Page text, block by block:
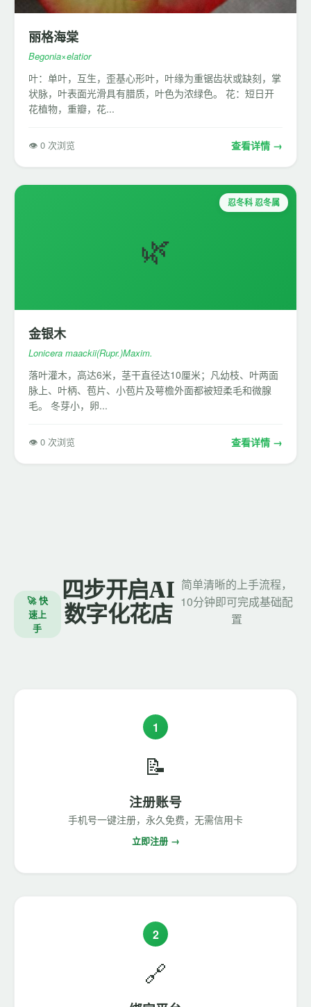
丽格海棠
Begonia×elatior
叶：单叶，互生，歪基心形叶，叶缘为重锯齿状或缺刻，掌
状脉，叶表面光滑具有腊质，叶色为浓绿色。 花：短日开
花植物，重瓣，花...
👁 0 次浏览 查看详情 →
🌿
忍冬科 忍冬属
金银木
Lonicera maackii(Rupr.)Maxim.
落叶灌木，高达6米，茎干直径达10厘米；凡幼枝、叶两面
脉上、叶柄、苞片、小苞片及萼檐外面都被短柔毛和微腺
毛。 冬芽小，卵...
👁 0 次浏览 查看详情 →
🚀 快
速上
手
四步开启AI
数字化花店
简单清晰的上手流程，
10分钟即可完成基础配
置
1
📝
注册账号
手机号一键注册，永久免费，无需信用卡
立即注册 →
2
🔗